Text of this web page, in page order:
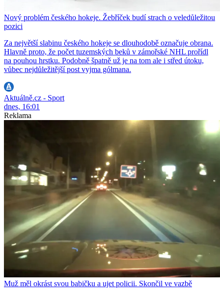
Nový problém českého hokeje. Žebříček budí strach o veledůležitou
pozici
Za největší slabinu českého hokeje se dlouhodobě označuje obrana.
Hlavně proto, že počet tuzemských beků v zámořské NHL prořídl
na pouhou hrstku. Podobně špatně už je na tom ale i střed útoku,
vůbec nejdůležitější post vyjma gólmana.
Aktuálně.cz - Sport
dnes, 16:01
Reklama
Muž měl okrást svou babičku a ujet policii. Skončil ve vazbě